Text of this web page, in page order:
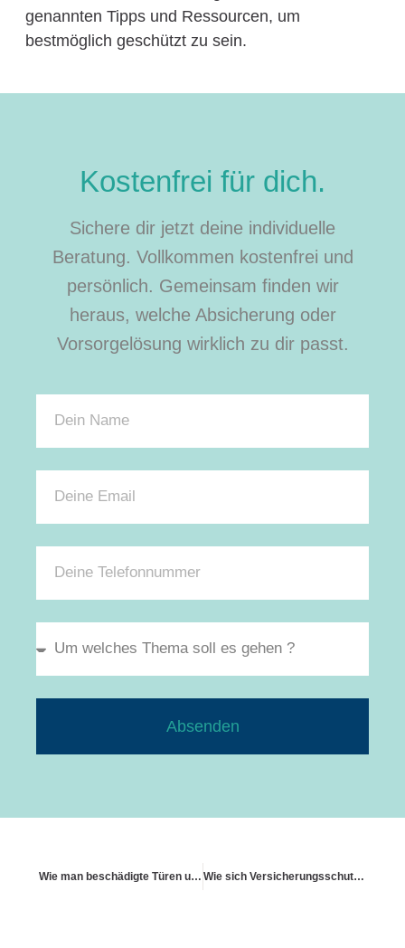
genannten Tipps und Ressourcen, um
bestmöglich geschützt zu sein.
Kostenfrei für dich.
Sichere dir jetzt deine individuelle
Beratung. Vollkommen kostenfrei und
persönlich. Gemeinsam finden wir
heraus, welche Absicherung oder
Vorsorgelösung wirklich zu dir passt.
Absenden
Wie man beschädigte Türen und Schlösser ersetzt bekommt Wie sich Versicherungsschutz bei Netzrückspeisung gestaltet